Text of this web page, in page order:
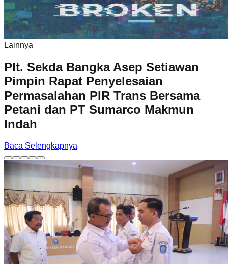
Lainnya
Plt. Sekda Bangka Asep Setiawan
Pimpin Rapat Penyelesaian
Permasalahan PIR Trans Bersama
Petani dan PT Sumarco Makmun
Indah
Baca Selengkapnya